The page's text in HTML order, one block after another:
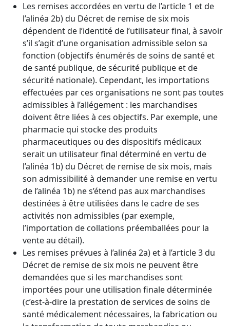
Les remises accordées en vertu de l’article 1 et de
l’alinéa 2b) du Décret de remise de six mois
dépendent de l’identité de l’utilisateur final, à savoir
s’il s’agit d’une organisation admissible selon sa
fonction (objectifs énumérés de soins de santé et
de santé publique, de sécurité publique et de
sécurité nationale). Cependant, les importations
effectuées par ces organisations ne sont pas toutes
admissibles à l’allégement : les marchandises
doivent être liées à ces objectifs. Par exemple, une
pharmacie qui stocke des produits
pharmaceutiques ou des dispositifs médicaux
serait un utilisateur final déterminé en vertu de
l’alinéa 1b) du Décret de remise de six mois, mais
son admissibilité à demander une remise en vertu
de l’alinéa 1b) ne s’étend pas aux marchandises
destinées à être utilisées dans le cadre de ses
activités non admissibles (par exemple,
l’importation de collations préemballées pour la
vente au détail).
Les remises prévues à l’alinéa 2a) et à l’article 3 du
Décret de remise de six mois ne peuvent être
demandées que si les marchandises sont
importées pour une utilisation finale déterminée
(c’est-à-dire la prestation de services de soins de
santé médicalement nécessaires, la fabrication ou